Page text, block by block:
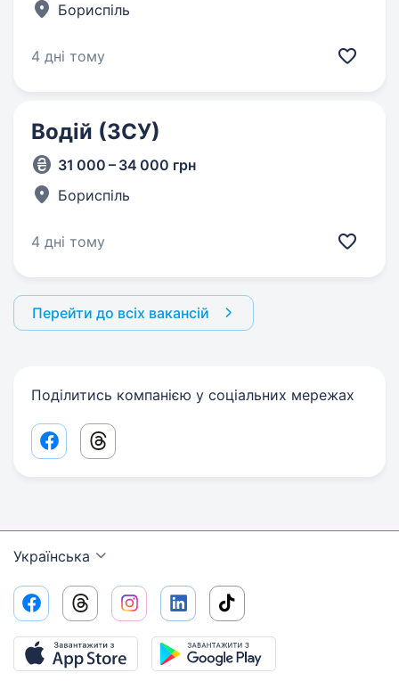
Бориспіль
4 дні тому
Водій (ЗСУ)
31 000 – 34 000 грн
Бориспіль
4 дні тому
Перейти до всіх вакансій
Поділитись компанією у соціальних мережах
Facebook share link
Threads share link
Українська